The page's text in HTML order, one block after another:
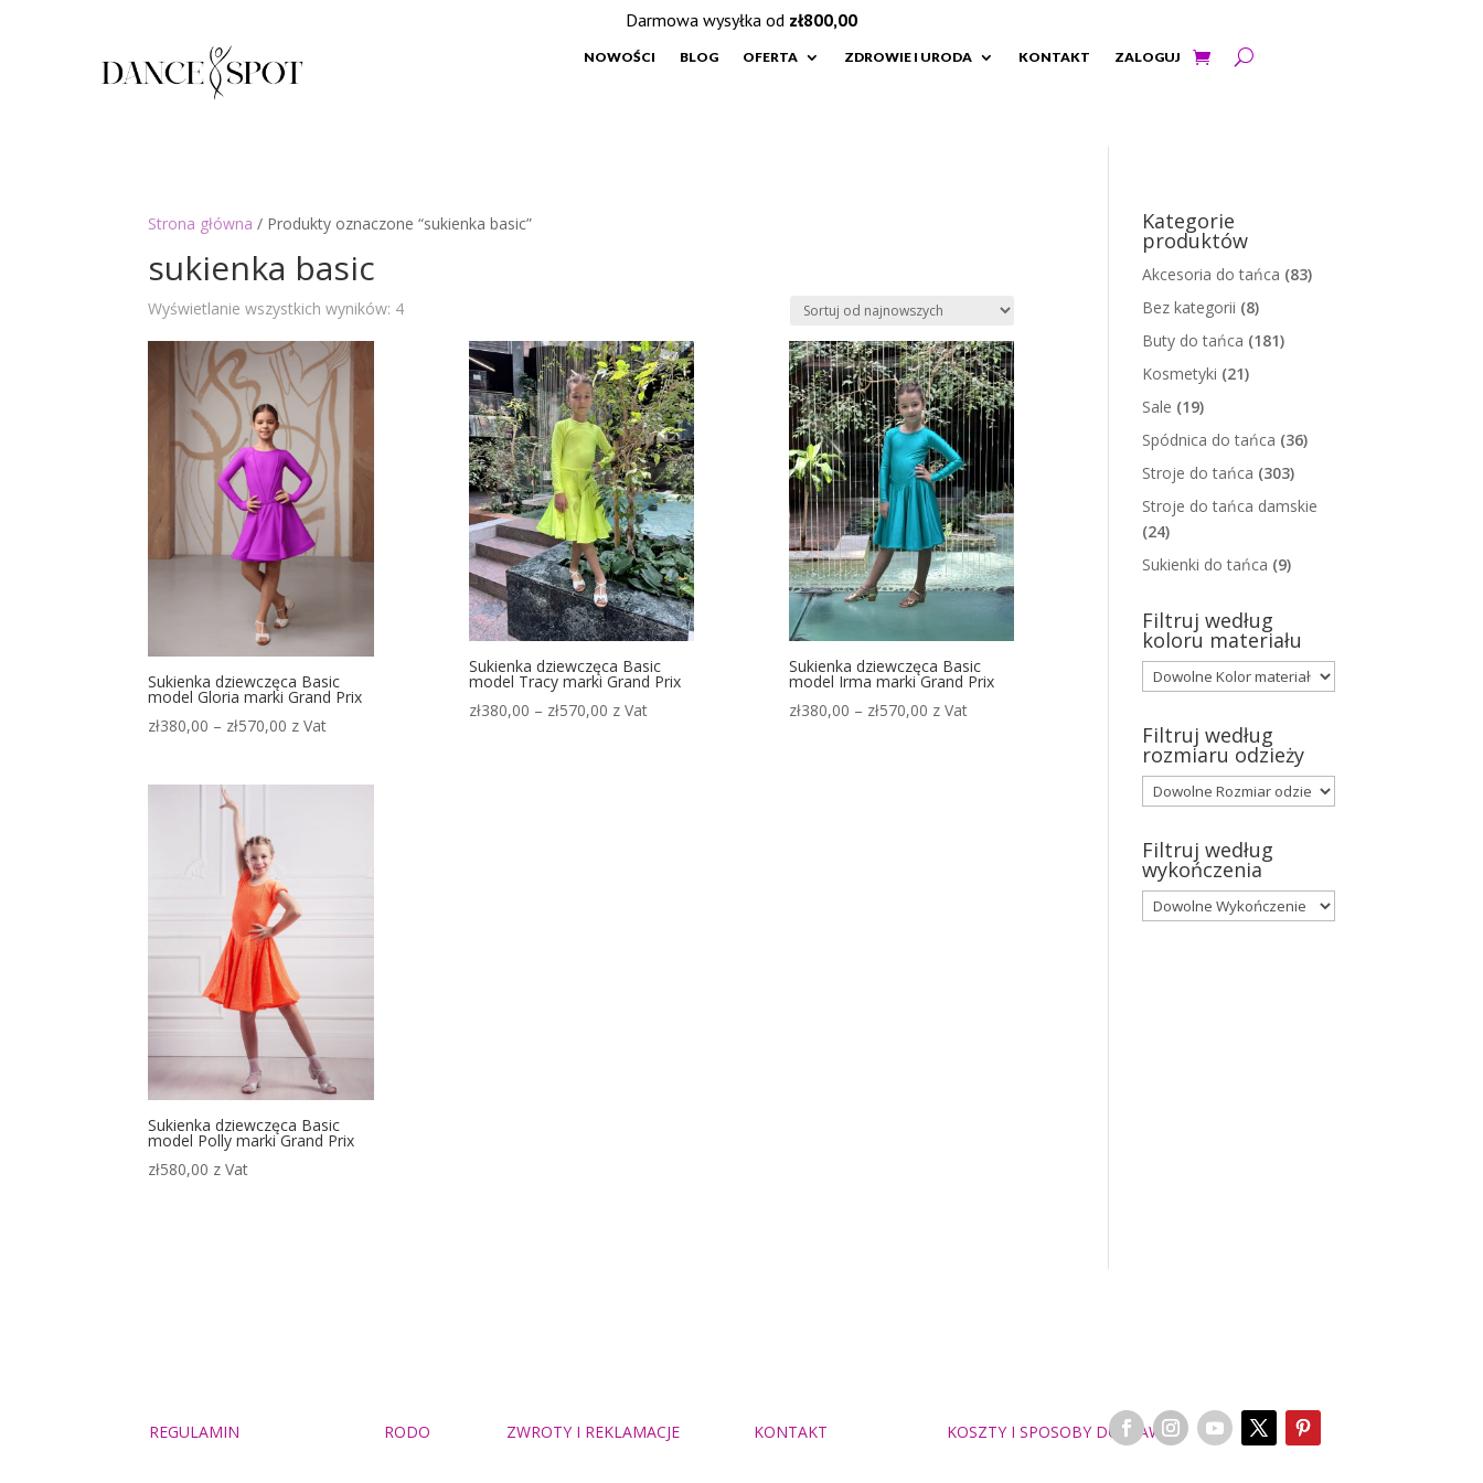
NOWOŚCI BLOG OFERTA ZDROWIE I URODA KONTAKT ZALOGUJ
Strona główna / Produkty oznaczone “sukienka basic”
sukienka basic
Wyświetlanie wszystkich wyników: 4Posortowane
najnowszych
Sukienka dziewczęca Basic
model Gloria marki Grand Prix
zł380,00 – zł570,00 Zakres
z Vat
Sukienka dziewczęca Basic
model Tracy marki Grand Prix
zł380,00 – zł570,00Zakres
z Vat
Sukienka dziewczęca Basic
model Irma marki Grand Prix
zł380,00 – zł570,00 Zakres
z Vat
Sukienka dziewczęca Basic
model Polly marki Grand Prix
zł580,00 z Vat
Kategorie
produktów
Akcesoria do tańca (83)
Bez kategorii (8)
Buty do tańca (181)
Kosmetyki (21)
Sale (19)
Spódnica do tańca (36)
Stroje do tańca (303)
Stroje do tańca damskie
(24)
Sukienki do tańca (9)
Filtruj według
koloru materiału
Filtruj według
rozmiaru odzieży
Filtruj według
wykończenia
REGULAMIN RODO ZWROTY I REKLAMACJE KONTAKT KOSZTY I SPOSOBY DOSTAWY
Darmowa wysyłka od zł800,00